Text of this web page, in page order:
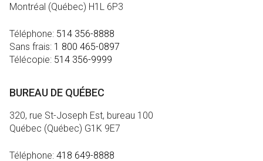
Montréal (Québec) H1L 6P3
Téléphone: 514 356-8888
Sans frais: 1 800 465-0897
Télécopie: 514 356-9999
BUREAU DE QUÉBEC
320, rue St-Joseph Est, bureau 100
Québec (Québec) G1K 9E7
Téléphone: 418 649-8888